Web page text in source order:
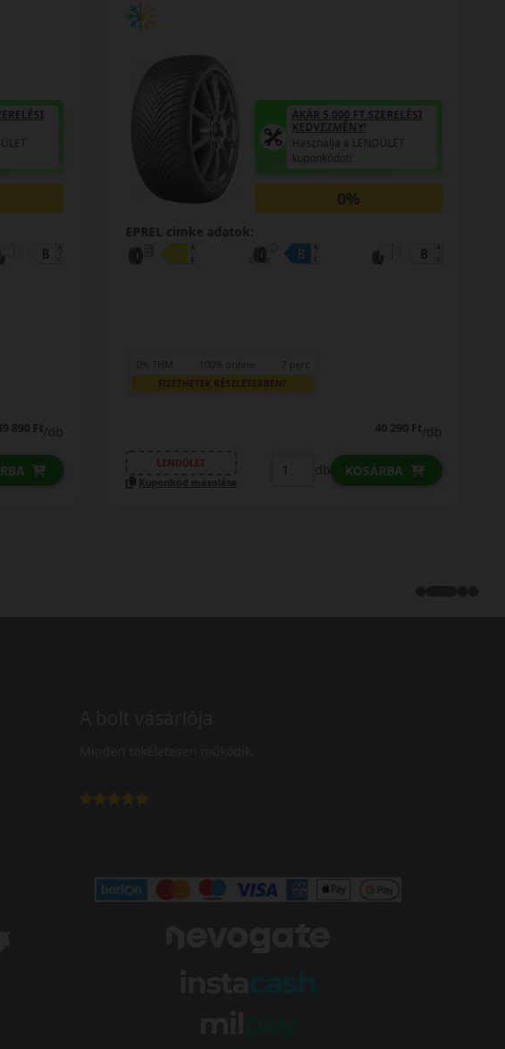
890 Ft/db
AKÁR 5.000 FT SZERELÉSI
KEDVEZMÉNY!
Használja a LENDÜLET
kuponkódot!
0%
EPREL cimke adatok:
0% THM 100% online 7 perc
FIZETHETEK RÉSZLETEKBEN?
40 290 Ft/db
LENDÜLET
Kuponkód másolása
db KOSÁRBA